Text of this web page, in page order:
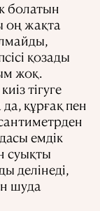
болатын
оң жақта
қозады
жоқ.
тігуге
құрғақ пен
емдік
суықты
делінеді,
шуда